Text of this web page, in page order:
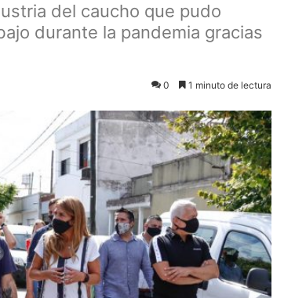
del caucho que pudo
durante la pandemia gracias
0 1 minuto de lectura